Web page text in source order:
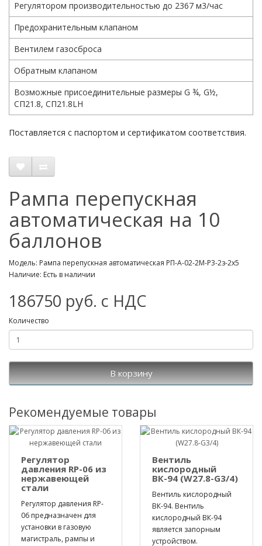
Регулятором производительностью до 2367 м3/час
Предохранительным клапаном
Вентилем газосброса
Обратным клапаном
Возможные присоединительные размеры G ¾, G½,
СП21.8, СП21.8LH
Поставляется с паспортом и сертификатом соответствия.
Рампа перепускная
автоматическая на 10
баллонов
Модель: Рампа перепускная автоматическая РП-А-02-2М-Р3-2з-2х5
Наличие: Есть в наличии
186750 руб. с НДС
Количество
В корзину
Рекомендуемые товары
Регулятор
давления RP-06 из
нержавеющей
стали
Регулятор давления RP-
06 предназначен для
установки в газовую
магистраль, рампы и
Вентиль
кислородный
ВК-94 (W27.8-G3/4)
Вентиль кислородный
ВК-94. Вентиль
кислородный ВК-94
является запорным
устройством.